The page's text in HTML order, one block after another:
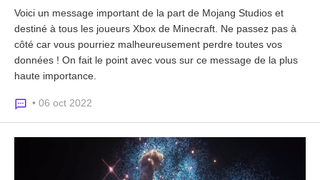
Voici un message important de la part de Mojang Studios et
destiné à tous les joueurs Xbox de Minecraft. Ne passez pas à
côté car vous pourriez malheureusement perdre toutes vos
données ! On fait le point avec vous sur ce message de la plus
haute importance.
• 06 oct 2022